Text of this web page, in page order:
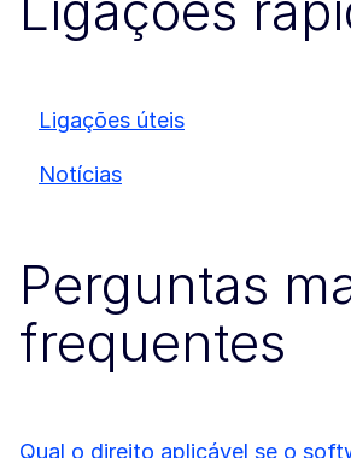
Ligações úteis
Notícias
Perguntas
frequentes
Qual o direito aplicável se o